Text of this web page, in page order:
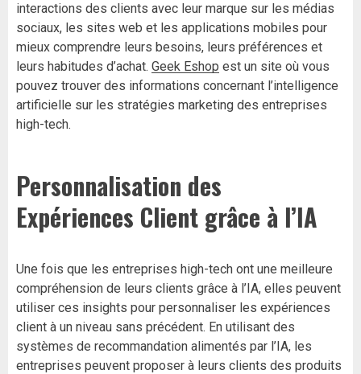
interactions des clients avec leur marque sur les médias
sociaux, les sites web et les applications mobiles pour
mieux comprendre leurs besoins, leurs préférences et
leurs habitudes d’achat. Geek Eshop est un site où vous
pouvez trouver des informations concernant l’intelligence
artificielle sur les stratégies marketing des entreprises
high-tech.
Personnalisation des
Expériences Client grâce à l’IA
Une fois que les entreprises high-tech ont une meilleure
compréhension de leurs clients grâce à l’IA, elles peuvent
utiliser ces insights pour personnaliser les expériences
client à un niveau sans précédent. En utilisant des
systèmes de recommandation alimentés par l’IA, les
entreprises peuvent proposer à leurs clients des produits